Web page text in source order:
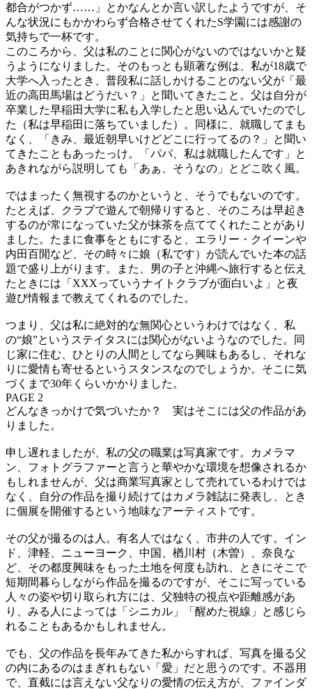
都合がつかず……」とかなんとか言い訳したようですが、そ
んな状況にもかかわらず合格させてくれたS学園には感謝の
気持ちで一杯です。
このころから、父は私のことに関心がないのではないかと疑
うようになりました。そのもっとも顕著な例は、私が18歳で
大学へ入ったとき、普段私に話しかけることのない父が「最
近の高田馬場はどうだい？」と聞いてきたこと。父は自分が
卒業した早稲田大学に私も入学したと思い込んでいたのでし
た（私は早稲田に落ちていました）。同様に、就職してまも
なく、「きみ、最近朝早いけどどこに行ってるの？」と聞い
てきたこともあったっけ。「パパ、私は就職したんです」と
あきれながら説明しても「あぁ、そうなの」とどこ吹く風。
ではまったく無視するのかというと、そうでもないのです。
たとえば、クラブで遊んで朝帰りすると、そのころは早起き
するのが常になっていた父が抹茶を点ててくれたことがあり
ました。たまに食事をともにすると、エラリー・クイーンや
内田百閒など、その時々に娘（私です）が読んでいた本の話
題で盛り上がります。また、男の子と沖縄へ旅行すると伝え
たときには「XXXっていうナイトクラブが面白いよ」と夜
遊び情報まで教えてくれるのでした。
つまり、父は私に絶対的な無関心というわけではなく、私
の“娘”というステイタスには関心がないようなのでした。同
じ家に住む、ひとりの人間としてなら興味もあるし、それな
りに愛情も寄せるというスタンスなのでしょうか。そこに気
づくまで30年くらいかかりました。
PAGE 2
どんなきっかけで気づいたか？ 実はそこには父の作品があ
りました。
申し遅れましたが、私の父の職業は写真家です。カメラマ
ン、フォトグラファーと言うと華やかな環境を想像されるか
もしれませんが、父は商業写真家として売れているわけでは
なく、自分の作品を撮り続けてはカメラ雑誌に発表し、とき
に個展を開催するという地味なアーティストです。
その父が撮るのは人。有名人ではなく、市井の人です。イン
ド、津軽、ニューヨーク、中国、楢川村（木曽）、奈良な
ど、その都度興味をもった土地を何度も訪れ、ときにそこで
短期間暮らしながら作品を撮るのですが、そこに写っている
人々の姿や切り取られ方には、父独特の視点や距離感があ
り、みる人によっては「シニカル」「醒めた視線」と感じら
れることもあるかもしれません。
でも、父の作品を長年みてきた私からすれば、写真を撮る父
の内にあるのはまぎれもない「愛」だと思うのです。不器用
で、直截には言えない父なりの愛情の伝え方が、ファインダ